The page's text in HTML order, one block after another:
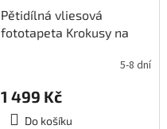
Pětidílná vliesová
fototapeta Krokusy na
5-8 dní
1 499 Kč
Do košíku